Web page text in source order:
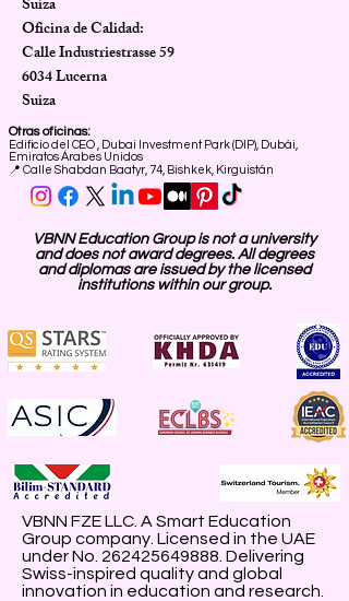
Suiza
Oficina de Calidad:
Calle Industriestrasse 59
6034 Lucerna
Suiza
Otras oficinas:
Edificio del CEO
Dubai Investment Park (DIP), Dubái,
Emiratos Árabes Unidos
📍 Calle Shabdan Baatyr, 74, Bishkek, Kirguistán
VBNN Education Group is not a university
and does not award degrees. All degrees
and diplomas are issued by the licensed
institutions within our group.
VBNN FZE LLC. A Smart Education
Group company. Licensed in the UAE
under No. 262425649888 . Delivering
Swiss-inspired quality and global
innovation in education and research.